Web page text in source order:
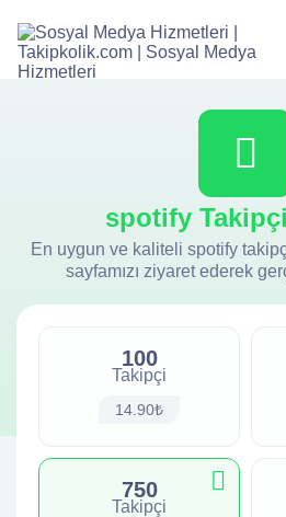
spotify
En uygun ve kaliteli spotify
sayfamızı ziyaret ederek
100
Takipçi
14.90₺
750
Takipçi